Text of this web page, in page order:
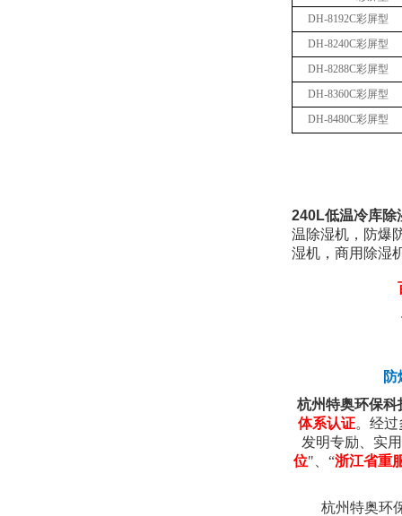
DH-8192C彩屏型
DH-8240C彩屏型
DH-8288C彩屏型
DH-8360C彩屏型
DH-8480C彩屏型
240L低温冷库除
温除湿机，防爆
湿机，商用除湿
杭州特奥环保科
体系认证。经过
发明专励、实
位"、“浙江省重
杭州特奥环